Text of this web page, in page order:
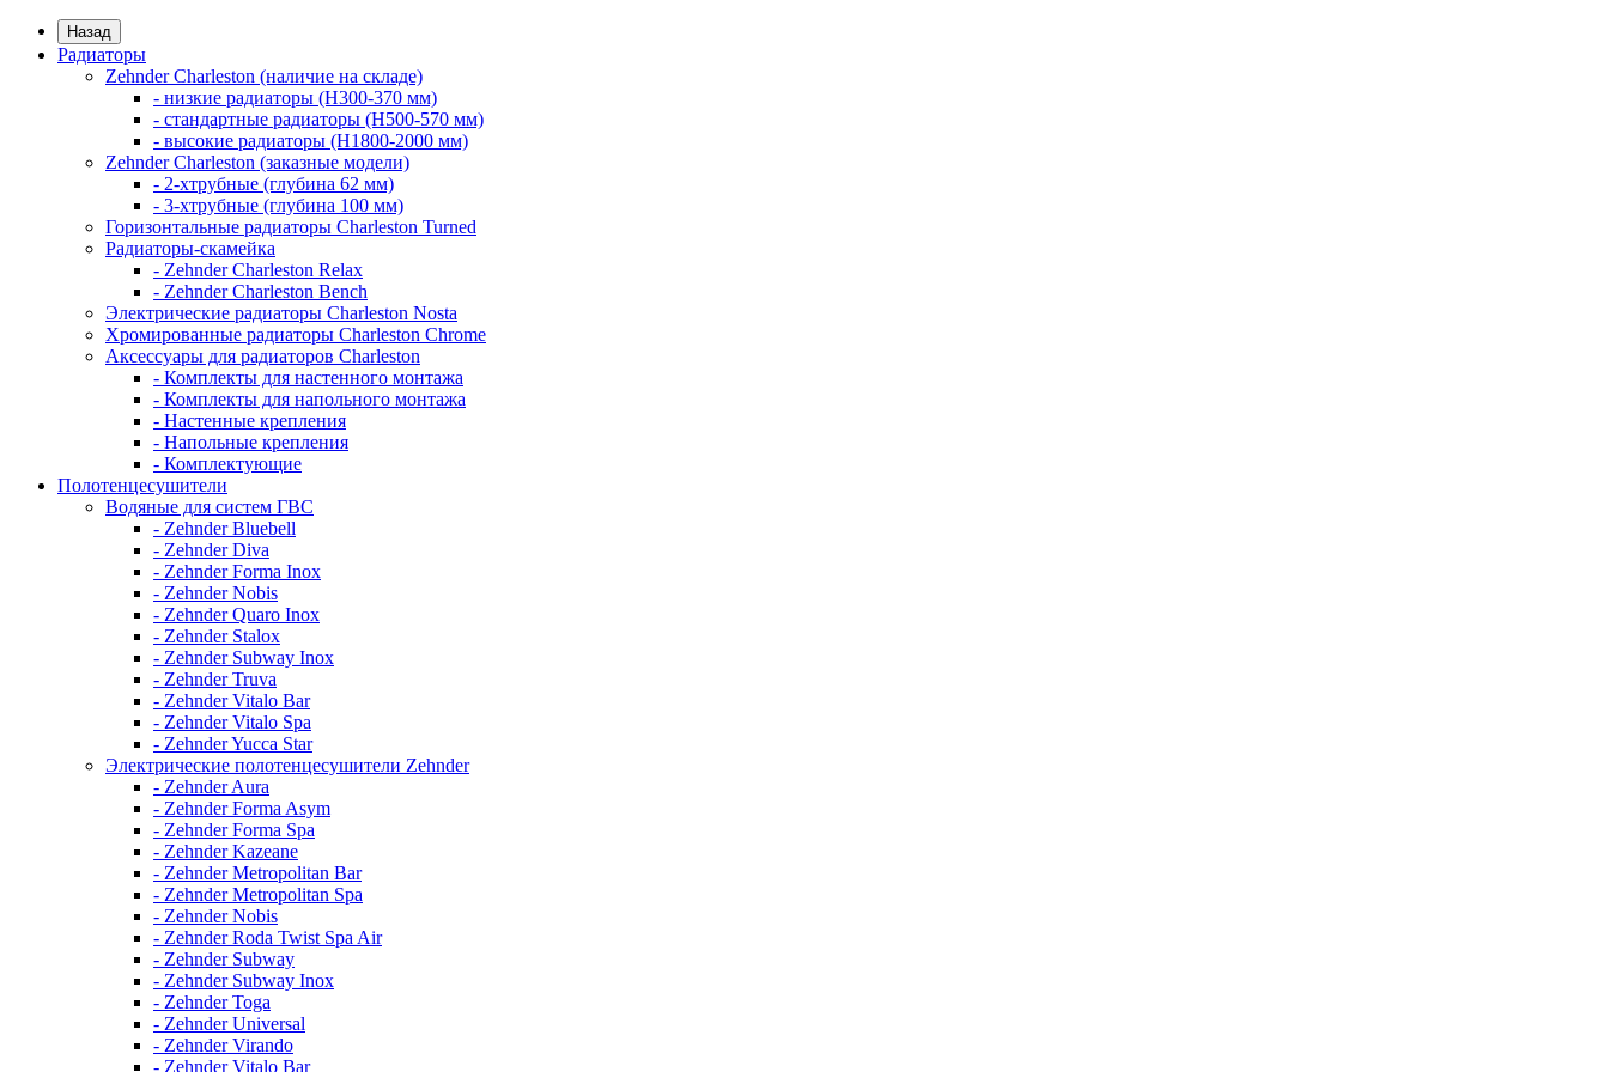
Назад
Радиаторы
Zehnder Charleston (наличие на складе)
- низкие радиаторы (H300-370 мм)
- стандартные радиаторы (H500-570 мм)
- высокие радиаторы (H1800-2000 мм)
Zehnder Charleston (заказные модели)
- 2-хтрубные (глубина 62 мм)
- 3-хтрубные (глубина 100 мм)
Горизонтальные радиаторы Charleston Turned
Радиаторы-скамейка
- Zehnder Charleston Relax
- Zehnder Charleston Bench
Электрические радиаторы Charleston Nosta
Хромированные радиаторы Charleston Chrome
Аксессуары для радиаторов Charleston
- Комплекты для настенного монтажа
- Комплекты для напольного монтажа
- Настенные крепления
- Напольные крепления
- Комплектующие
Полотенцесушители
Водяные для систем ГВС
- Zehnder Bluebell
- Zehnder Diva
- Zehnder Forma Inox
- Zehnder Nobis
- Zehnder Quaro Inox
- Zehnder Stalox
- Zehnder Subway Inox
- Zehnder Truva
- Zehnder Vitalo Bar
- Zehnder Vitalo Spa
- Zehnder Yucca Star
Электрические полотенцесушители Zehnder
- Zehnder Aura
- Zehnder Forma Asym
- Zehnder Forma Spa
- Zehnder Kazeane
- Zehnder Metropolitan Bar
- Zehnder Metropolitan Spa
- Zehnder Nobis
- Zehnder Roda Twist Spa Air
- Zehnder Subway
- Zehnder Subway Inox
- Zehnder Toga
- Zehnder Universal
- Zehnder Virando
- Zehnder Vitalo Bar